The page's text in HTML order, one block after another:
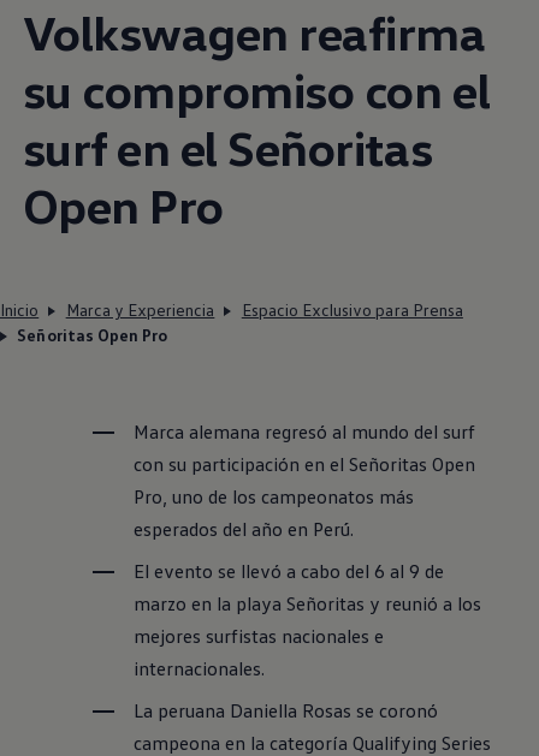
Volkswagen reafirma
su compromiso con el
surf en el Señoritas
Open Pro
Inicio Marca y Experiencia
Espacio Exclusivo para Prensa
Señoritas Open Pro
Marca alemana regresó al mundo del surf
con su participación en el Señoritas Open
Pro, uno de los campeonatos más
esperados del año en Perú.
El evento se llevó a cabo del 6 al 9 de
marzo en la playa Señoritas y reunió a los
mejores surfistas nacionales e
internacionales.
La peruana Daniella Rosas se coronó
campeona en la categoría Qualifying Series